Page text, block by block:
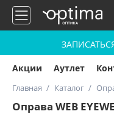
Акции Аутлет
Главная Каталог
Оправа WEB